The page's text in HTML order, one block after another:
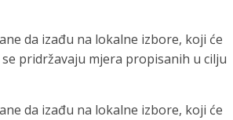
da izađu na lokalne izbore, koji će
pridržavaju mjera propisanih u cilju
da izađu na lokalne izbore, koji će